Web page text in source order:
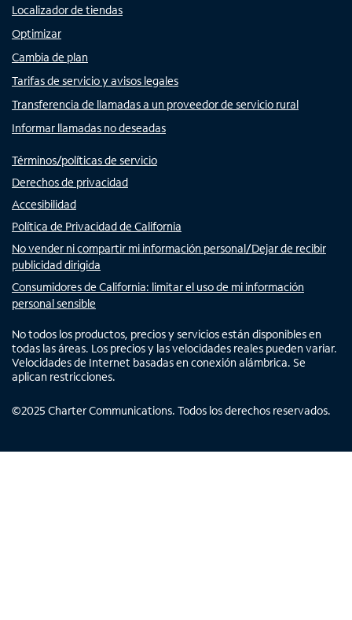
Localizador de tiendas
Optimizar
Cambia de plan
Tarifas de servicio y avisos legales
Transferencia de llamadas a un proveedor de servicio rural
Informar llamadas no deseadas
Términos/políticas de servicio
Derechos de privacidad
Accesibilidad
Política de Privacidad de California
No vender ni compartir mi información personal/Dejar de recibir
publicidad dirigida
Consumidores de California: limitar el uso de mi información
personal sensible
No todos los productos, precios y servicios están disponibles en
todas las áreas. Los precios y las velocidades reales pueden variar.
Velocidades de Internet basadas en conexión alámbrica. Se
aplican restricciones.
©2025 Charter Communications. Todos los derechos reservados.